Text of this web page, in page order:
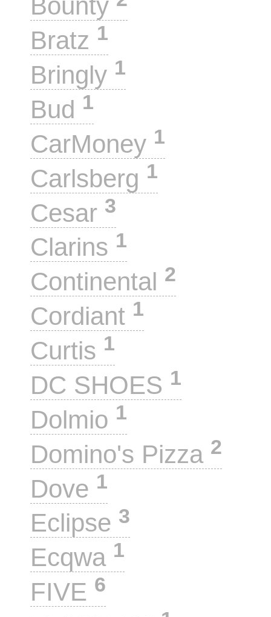
Bounty
Bratz 1
Bringly 1
Bud 1
CarMoney 1
Carlsberg 1
Cesar 3
Clarins 1
Continental 2
Cordiant 1
Curtis 1
DC SHOES 1
Dolmio 1
Domino's Pizza 2
Dove 1
Eclipse 3
Ecqwa 1
FIVE 6